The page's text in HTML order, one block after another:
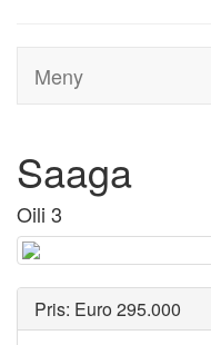
Meny
Saaga
Oili 3
Pris: Euro 295.000